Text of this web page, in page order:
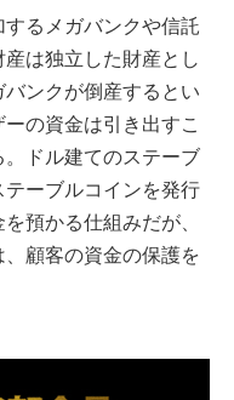
るメガバンクや信託
は独立した財産とし
ンクが倒産するとい
の資金は引き出すこ
ドル建てのステーブ
ーブルコインを発行
預かる仕組みだが、
顧客の資金の保護を